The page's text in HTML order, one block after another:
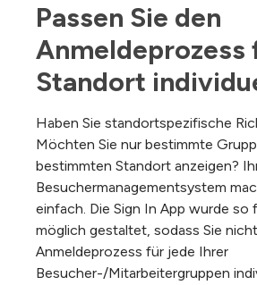
Passen Sie den
Anmeldeprozess
Standort
Haben Sie standortspezifische
Möchten Sie nur bestimmte
bestimmten Standort anzeigen?
Besuchermanagementsystem
einfach. Die Sign In App wurde so
möglich gestaltet, sodass Sie
Anmeldeprozess für jede Ihrer
Besucher-/Mitarbeitergruppen